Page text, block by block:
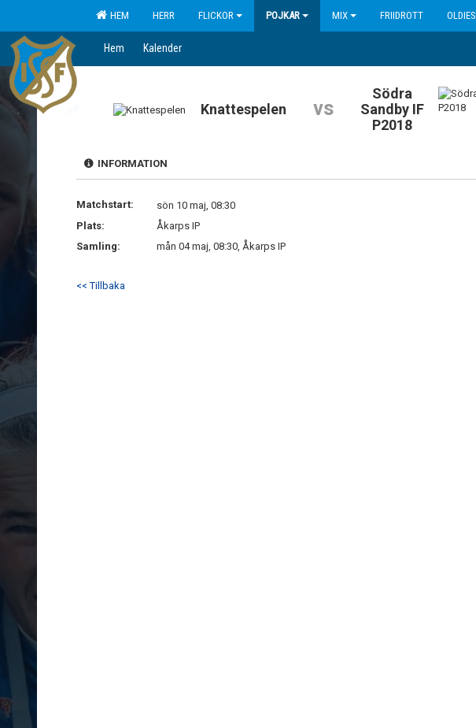
HEM HERR FLICKOR POJKAR MIX FRIIDROTT OLDIES
Hem Kalender
Knattespelen vs
Södra
Sandby IF
P2018
INFORMATION
Matchstart:
sön 10 maj, 08:30
Plats:
Åkarps IP
Samling:
mån 04 maj, 08:30, Åkarps IP
<< Tillbaka